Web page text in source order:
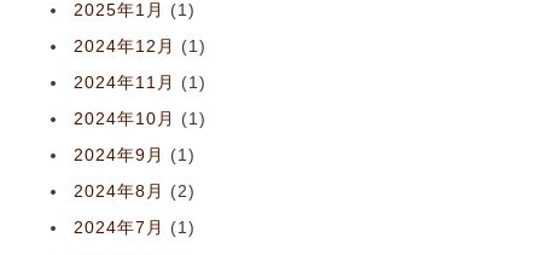
2025年1月
(1)
2024年12月
(1)
2024年11月
(1)
2024年10月
(1)
2024年9月
(1)
2024年8月
(2)
2024年7月
(1)